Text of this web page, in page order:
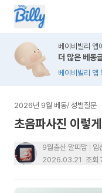
베이비빌리 앱
더 많은 베동
베이비빌리 앱
2026년 9월 베동/ 성별질문
초음파사진 이렇
9월출산 말띠맘
임
2026.03.21 조회